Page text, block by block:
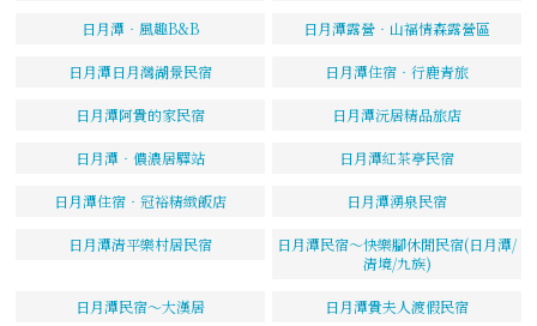
日月潭‧風趣B&B 日月潭露營‧山福情森露營區
日月潭日月灣湖景民宿 日月潭住宿‧行鹿青旅
日月潭阿貴的家民宿 日月潭沅居精品旅店
日月潭‧儂濃居驛站 日月潭紅茶亭民宿
日月潭住宿‧冠裕精緻飯店 日月潭湧泉民宿
日月潭清平樂村居民宿
日月潭民宿～快樂腳休閒民宿(日月潭/
清境/九族)
日月潭民宿～大漢居 日月潭貴夫人渡假民宿